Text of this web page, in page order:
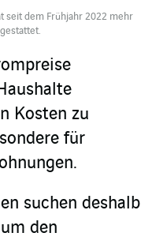
seit dem Frühjahr 2022 mehr
Kosten zu
für
suchen deshalb
den